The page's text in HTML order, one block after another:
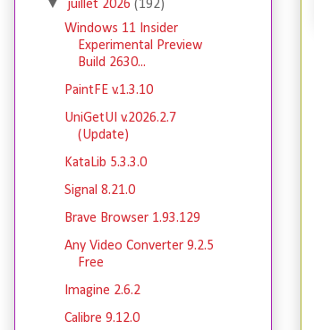
▼ juillet 2026(192)
Windows 11 Insider
Experimental Preview
Build 2630...
PaintFE v.1.3.10
UniGetUI v.2026.2.7
(Update)
KataLib 5.3.3.0
Signal 8.21.0
Brave Browser 1.93.129
Any Video Converter 9.2.5
Free
Imagine 2.6.2
Calibre 9.12.0